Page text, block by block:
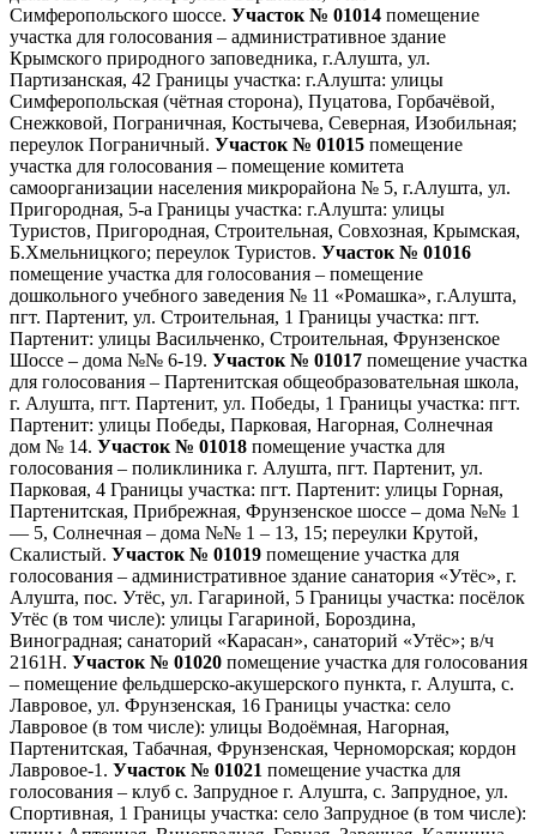
Симферопольского шоссе. Участок № 01014 помещение
участка для голосования – административное здание
Крымского природного заповедника, г.Алушта, ул.
Партизанская, 42 Границы участка: г.Алушта: улицы
Симферопольская (чётная сторона), Пуцатова, Горбачёвой,
Снежковой, Пограничная, Костычева, Северная, Изобильная;
переулок Пограничный. Участок № 01015 помещение
участка для голосования – помещение комитета
самоорганизации населения микрорайона № 5, г.Алушта, ул.
Пригородная, 5-а Границы участка: г.Алушта: улицы
Туристов, Пригородная, Строительная, Совхозная, Крымская,
Б.Хмельницкого; переулок Туристов. Участок № 01016
помещение участка для голосования – помещение
дошкольного учебного заведения № 11 «Ромашка», г.Алушта,
пгт. Партенит, ул. Строительная, 1 Границы участка: пгт.
Партенит: улицы Васильченко, Строительная, Фрунзенское
Шоссе – дома №№ 6-19. Участок № 01017 помещение участка
для голосования – Партенитская общеобразовательная школа,
г. Алушта, пгт. Партенит, ул. Победы, 1 Границы участка: пгт.
Партенит: улицы Победы, Парковая, Нагорная, Солнечная
дом № 14. Участок № 01018 помещение участка для
голосования – поликлиника г. Алушта, пгт. Партенит, ул.
Парковая, 4 Границы участка: пгт. Партенит: улицы Горная,
Партенитская, Прибрежная, Фрунзенское шоссе – дома №№ 1
— 5, Солнечная – дома №№ 1 – 13, 15; переулки Крутой,
Скалистый. Участок № 01019 помещение участка для
голосования – административное здание санатория «Утёс», г.
Алушта, пос. Утёс, ул. Гагариной, 5 Границы участка: посёлок
Утёс (в том числе): улицы Гагариной, Бороздина,
Виноградная; санаторий «Карасан», санаторий «Утёс»; в/ч
2161Н. Участок № 01020 помещение участка для голосования
– помещение фельдшерско-акушерского пункта, г. Алушта, с.
Лавровое, ул. Фрунзенская, 16 Границы участка: село
Лавровое (в том числе): улицы Водоёмная, Нагорная,
Партенитская, Табачная, Фрунзенская, Черноморская; кордон
Лавровое-1. Участок № 01021 помещение участка для
голосования – клуб с. Запрудное г. Алушта, с. Запрудное, ул.
Спортивная, 1 Границы участка: село Запрудное (в том числе):